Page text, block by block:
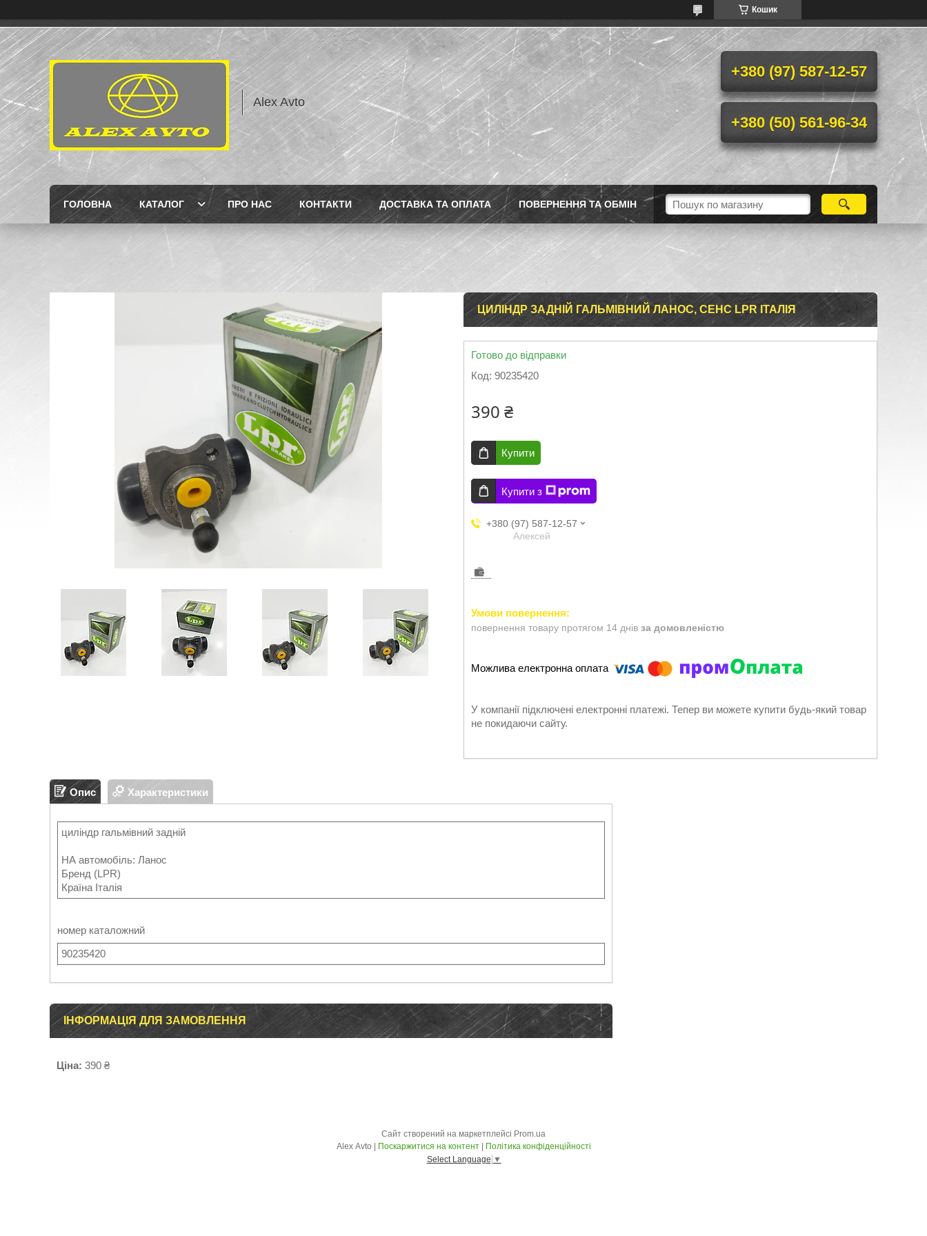
Кошик
Alex Avto
+380 (97) 587-12-57
+380 (50) 561-96-34
ГОЛОВНА КАТАЛОГ ПРО НАС КОНТАКТИ ДОСТАВКА ТА ОПЛАТА ПОВЕРНЕННЯ ТА ОБМІН
ЦИЛІНДР ЗАДНІЙ ГАЛЬМІВНИЙ ЛАНОС, СЕНС LPR ІТАЛІЯ
Готово до відправки
Код: 90235420
390 ₴
Купити
Купити з
+380 (97) 587-12-57
Aлексей
повернення товару протягом 14 днів за домовленістю
У компанії підключені електронні платежі. Тепер ви можете купити будь-який товар
не покидаючи сайту.
Опис Характеристики
циліндр гальмівний задній
НА автомобіль: Ланос
Бренд (LPR)
Країна Італія
номер каталожний
90235420
ІНФОРМАЦІЯ ДЛЯ ЗАМОВЛЕННЯ
Ціна: 390 ₴
Сайт створений на маркетплейсі Prom.ua
Поскаржитися на контент
Політика конфіденційності
Select Language ▼